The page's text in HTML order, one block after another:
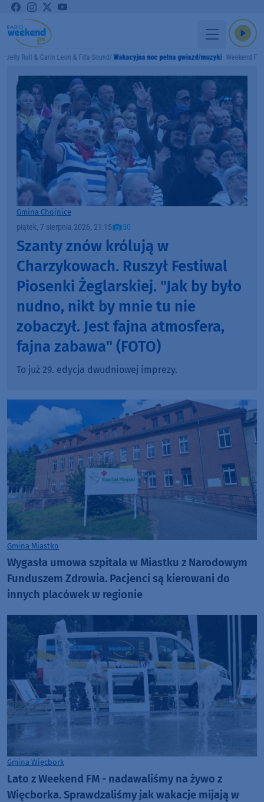
Roll & Carin Leon & Fifa Sound Wakacyjna noc pełna gwiazd/muzyki Weekend FM
Gmina Chojnice
piątek, 7 sierpnia 2026, 21:15 50
Szanty znów królują w
Charzykowach. Ruszył Festiwal
Piosenki Żeglarskiej. "Jak by było
nudno, nikt by mnie tu nie
zobaczył. Jest fajna atmosfera,
fajna zabawa" (FOTO)
To już 29. edycja dwudniowej imprezy.
Gmina Miastko
Wygasła umowa szpitala w Miastku z Narodowym
Funduszem Zdrowia. Pacjenci są kierowani do
innych placówek w regionie
Gmina Więcbork
Lato z Weekend FM - nadawaliśmy na żywo z
Więcborka. Sprawdzaliśmy jak wakacje mijają w